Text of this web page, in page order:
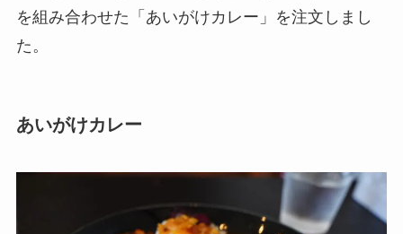
を組み合わせた「あいがけカレー」を注文しまし
た。
あいがけカレー